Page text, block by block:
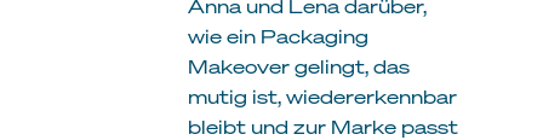
Anna und Lena darüber,
wie ein Packaging
Makeover gelingt, das
mutig ist, wiedererkennbar
bleibt und zur Marke passt